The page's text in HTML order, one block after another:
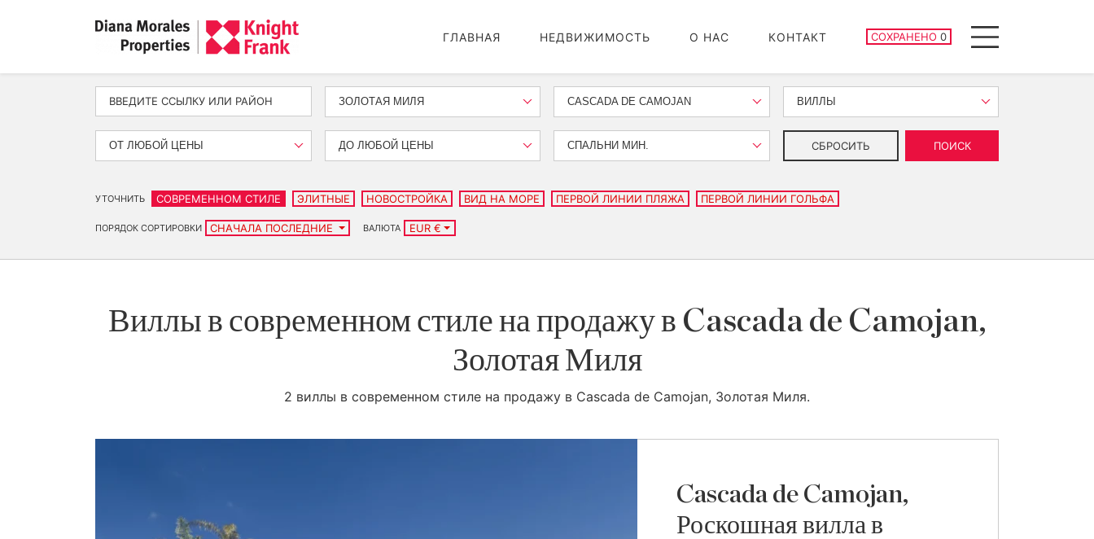
ГЛАВНАЯ НЕДВИЖИМОСТЬ О НАС КОНТАКТ СОХРАНЕНО 0
СОХРАНЕННЫЕ ОБЪЕКТЫ
Menu
ЗОЛОТАЯ МИЛЯ CASCADA DE CAMOJAN ВИЛЛЫ
ОТ ЛЮБОЙ ЦЕНЫ ДО ЛЮБОЙ ЦЕНЫ СПАЛЬНИ МИН. СБРОСИТЬ ПОИСК
УТОЧНИТЬ СОВРЕМЕННОМ СТИЛЕ ЭЛИТНЫЕ НОВОСТРОЙКА ВИД НА МОРЕ ПЕРВОЙ ЛИНИИ ПЛЯЖА ПЕРВОЙ ЛИНИИ ГОЛЬФА
ПОРЯДОК СОРТИРОВКИ СНАЧАЛА ПОСЛЕДНИЕ ВАЛЮТА EUR €
Виллы в современном стиле на продажу в Cascada de Camojan,
Золотая Миля
2 виллы в современном стиле на продажу в Cascada de Camojan, Золотая Миля.
Cascada de Camojan,
Роскошная вилла в